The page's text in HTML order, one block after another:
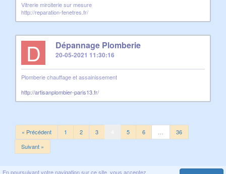
En poursuivant votre navigation sur ce site, vous acceptez
Vitrerie miroiterie sur mesure
http://reparation-fenetres.fr/
D Dépannage Plomberie
20-05-2021 11:30:16
Plomberie chauffage et assainissement
http://artisanplombier-paris13.fr/
« Précédent 1 2 3 5 6
36
Suivant »